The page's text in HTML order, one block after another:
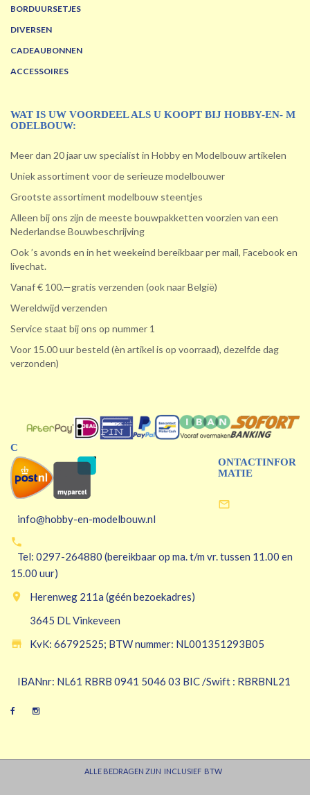
BORDUURSETJES
DIVERSEN
CADEAUBONNEN
ACCESSOIRES
WAT IS UW VOORDEEL ALS U KOOPT BIJ HOBBY-EN- M
ODELBOUW:
Meer dan 20 jaar uw specialist in Hobby en Modelbouw artikelen
Uniek assortiment voor de serieuze modelbouwer
Grootste assortiment modelbouw steentjes
Alleen bij ons zijn de meeste bouwpakketten voorzien van een
Nederlandse Bouwbeschrijving
Ook ’s avonds en in het weekeind bereikbaar per mail, Facebook en
livechat.
Vanaf € 100.—gratis verzenden (ook naar België)
Wereldwijd verzenden
Service staat bij ons op nummer 1
Voor 15.00 uur besteld (èn artikel is op voorraad), dezelfde dag
verzonden)
C
ONTACTINFOR
MATIE

info@hobby-en-modelbouw.nl

Tel: 0297-264880 (bereikbaar op ma. t/m vr. tussen 11.00 en
15.00 uur)

Herenweg 211a (géén bezoekadres)
3645 DL Vinkeveen

KvK: 66792525; BTW nummer: NL001351293B05
IBANnr: NL61 RBRB 0941 5046 03 BIC /Swift : RBRBNL21
ALLE BEDRAGEN ZIJN INCLUSIEF BTW